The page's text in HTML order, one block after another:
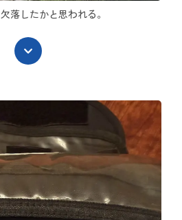
落したかと思われる。